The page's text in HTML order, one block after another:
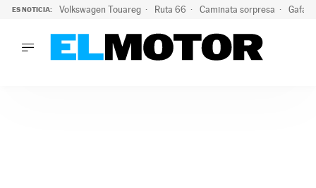
ES NOTICIA: Volkswagen Touareg Ruta 66 Caminata sorpresa Gafas